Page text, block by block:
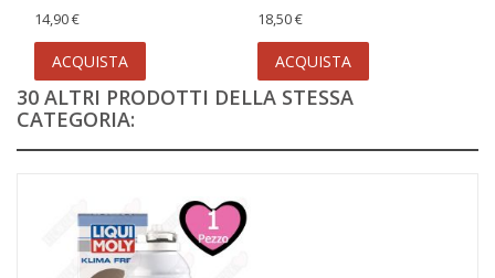
14,90 €
ACQUISTA
18,50 €
ACQUISTA
30 ALTRI PRODOTTI DELLA STESSA
CATEGORIA: